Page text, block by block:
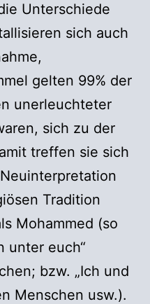
Unterschiede
sich auch
gelten 99% der
unerleuchteter
sich zu der
treffen sie sich
Tradition
Mohammed (so
unter euch“
bzw. „Ich und
Menschen usw.).